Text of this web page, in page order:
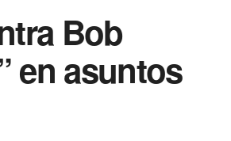
Bob
en asuntos